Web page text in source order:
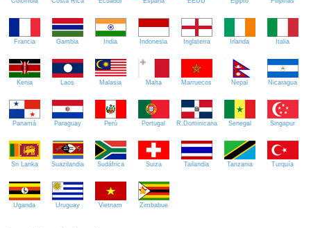
Francia Gambia India Indonesia Inglaterra Irlanda Italia
Kenia Laos Malasia Malta Marruecos Nepal Nicaragua
Panamá Paraguay Perú Portugal R.Dominicana Senegal Singapur
Sri Lanka Suazilandia Sudáfrica Suiza Tailandia Tanzania Turquía
Uganda Uruguay Vietnam Zimbabue